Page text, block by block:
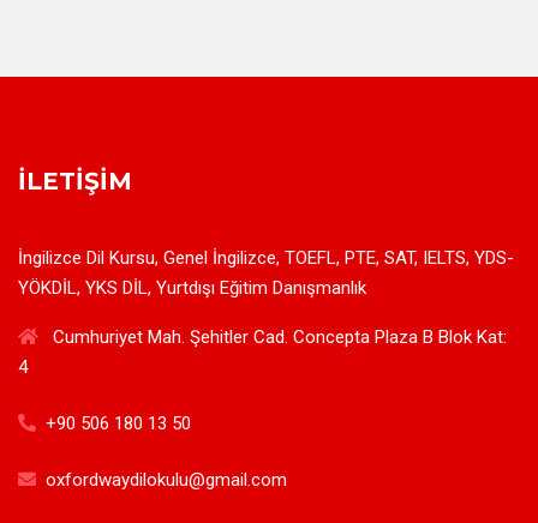
İLETIŞIM
İngilizce Dil Kursu, Genel İngilizce, TOEFL, PTE, SAT, IELTS, YDS-
YÖKDİL, YKS DİL, Yurtdışı Eğitim Danışmanlık
Cumhuriyet Mah. Şehitler Cad. Concepta Plaza B Blok Kat:
4
+90 506 180 13 50
oxfordwaydilokulu@gmail.com